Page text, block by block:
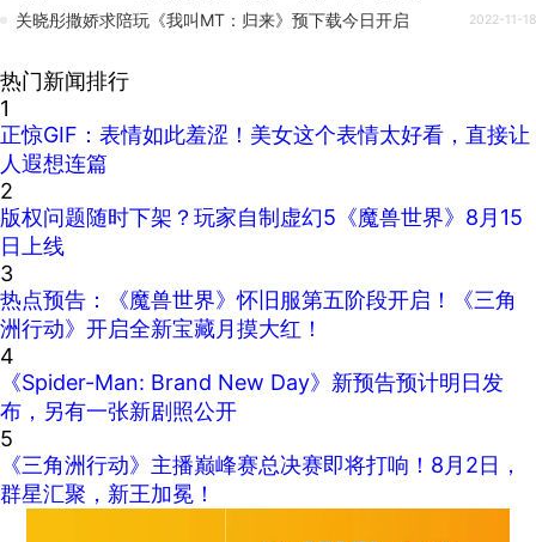
关晓彤撒娇求陪玩《我叫MT：归来》预下载今日开启 2022-11-18
热门新闻排行
1
正惊GIF：表情如此羞涩！美女这个表情太好看，直接让
人遐想连篇
2
版权问题随时下架？玩家自制虚幻5《魔兽世界》8月15
日上线
3
热点预告：《魔兽世界》怀旧服第五阶段开启！《三角
洲行动》开启全新宝藏月摸大红！
4
《Spider-Man: Brand New Day》新预告预计明日发
布，另有一张新剧照公开
5
《三角洲行动》主播巅峰赛总决赛即将打响！8月2日，
群星汇聚，新王加冕！